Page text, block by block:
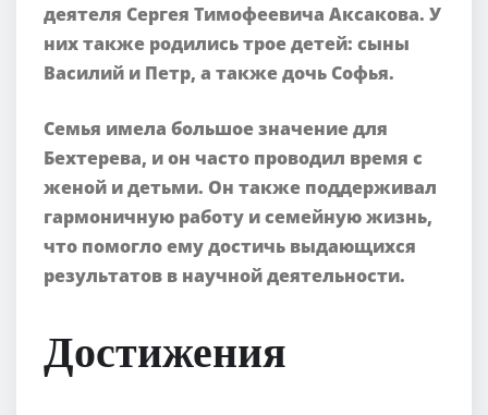
деятеля Сергея Тимофеевича Аксакова. У
них также родились трое детей: сыны
Василий и Петр, а также дочь Софья.
Семья имела большое значение для
Бехтерева, и он часто проводил время с
женой и детьми. Он также поддерживал
гармоничную работу и семейную жизнь,
что помогло ему достичь выдающихся
результатов в научной деятельности.
Достижения